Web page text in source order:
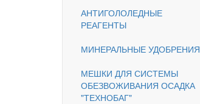
АНТИГОЛОЛЕДНЫЕ
РЕАГЕНТЫ
МИНЕРАЛЬНЫЕ УДОБРЕНИЯ
МЕШКИ ДЛЯ СИСТЕМЫ
ОБЕЗВОЖИВАНИЯ ОСАДКА
"ТЕХНОБАГ"